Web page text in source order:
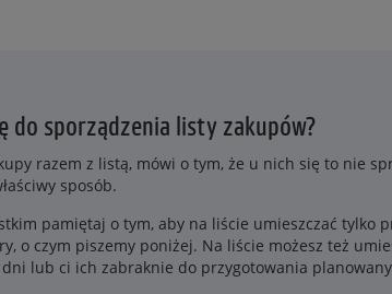
do sporządzenia listy zakupów?
razem z listą, mówi o tym, że u nich się to nie
sposób.
pamiętaj o tym, aby na liście umieszczać
o czym piszemy poniżej. Na liście możesz też
lub ci ich zabraknie do przygotowania